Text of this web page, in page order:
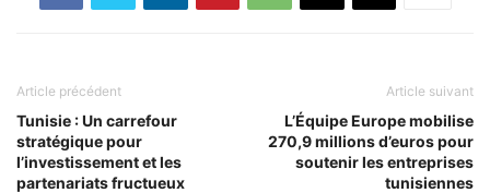
Article précédent
Tunisie : Un carrefour
stratégique pour
l’investissement et les
partenariats fructueux
Article suivant
L’Équipe Europe mobilise
270,9 millions d’euros pour
soutenir les entreprises
tunisiennes